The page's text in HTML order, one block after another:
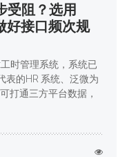
受阻？选用
好接口频次规
时管理系统，系统已
表的HR 系统、泛微为
打通三方平台数据，